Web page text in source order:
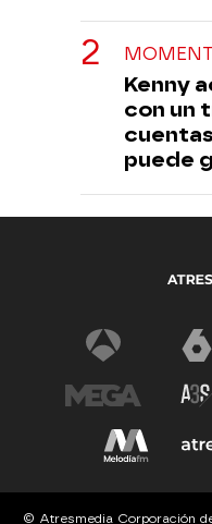
Kenny
con un
puede
© Atresmedia Corporación